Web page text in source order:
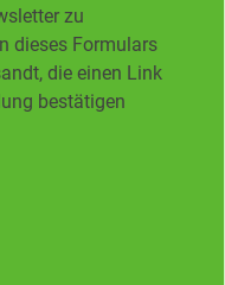
zu
dieses Formulars
die einen Link
bestätigen